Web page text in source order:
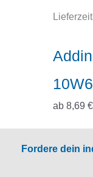
ab 8,69 €
Fordere dein